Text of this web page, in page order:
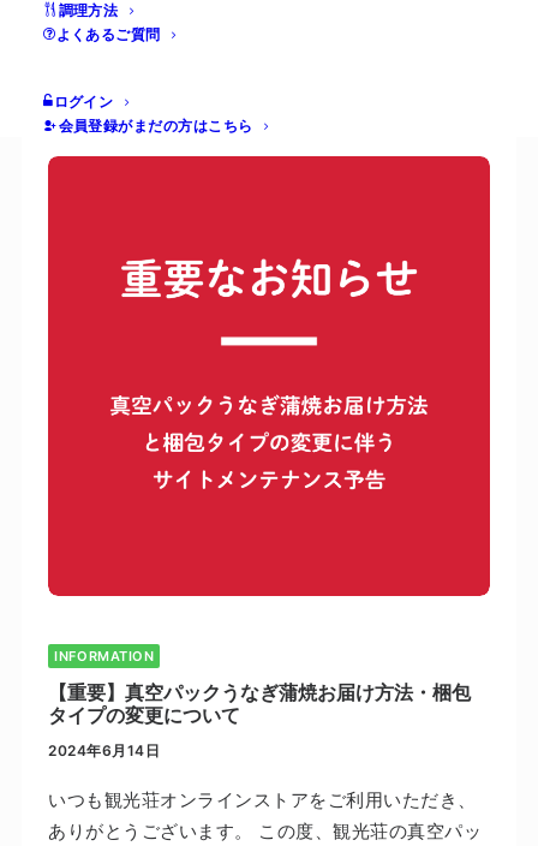
調理方法
よくあるご質問
ログイン
会員登録がまだの方はこちら
平素より当店をご利用いただき、誠にありがとうご
READ MORE
INFORMATION
【重要】真空パックうなぎ蒲焼お届け方法・梱包
タイプの変更について
2024年6月14日
いつも観光荘オンラインストアをご利用いただき、
ありがとうございます。 この度、観光荘の真空パッ